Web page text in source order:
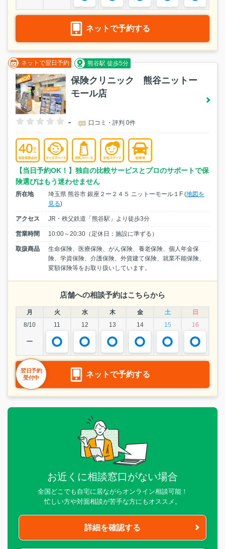
ネットで予約する
ネットで翌日予約 熊谷駅 徒歩5分
保険クリニック 熊谷ニットー
モール店
- 口コミ・評判 0件
【当日予約OK！】独自の比較サービスとプロのサポートで保
険選びはもう迷わせません
所在地 埼玉県 熊谷市 銀座２ー２４５ ニットーモール１F (地図を
見る)
アクセス JR・秩父鉄道「熊谷駅」より徒歩3分
営業時間 10:00～20:30（定休日：施設に準ずる）
取扱商品
生命保険、医療保険、がん保険、養老保険、個人年金保
険、学資保険、介護保険、外貨建て保険、就業不能保険、
変額保険等をお取り扱いしています。
店舗への相談予約はこちらから
月 火 水 木 金 土
日
8/10
11 12 13 14 15 16
ー
ネットで予約する
翌日予約
受付中
お近くに相談窓口がない場合
全国どこでも自宅に居ながらオンライン相談可能！
忙しい方や対面相談が苦手な方にもオススメ。
詳細を確認する